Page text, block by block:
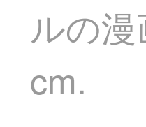
ルの
cm.